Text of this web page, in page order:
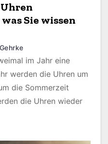
Sie wissen
im Jahr eine
werden die Uhren um
die Sommerzeit
die Uhren wieder